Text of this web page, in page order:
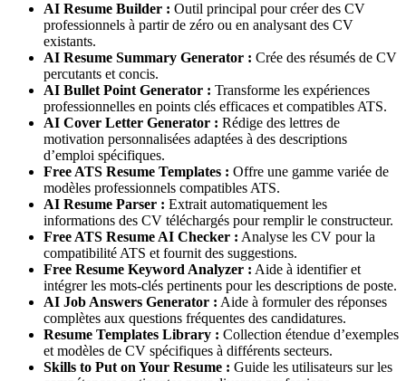
AI Resume Builder : Outil principal pour créer des CV
professionnels à partir de zéro ou en analysant des CV
existants.
AI Resume Summary Generator : Crée des résumés de CV
percutants et concis.
AI Bullet Point Generator : Transforme les expériences
professionnelles en points clés efficaces et compatibles ATS.
AI Cover Letter Generator : Rédige des lettres de
motivation personnalisées adaptées à des descriptions
d’emploi spécifiques.
Free ATS Resume Templates : Offre une gamme variée de
modèles professionnels compatibles ATS.
AI Resume Parser : Extrait automatiquement les
informations des CV téléchargés pour remplir le constructeur.
Free ATS Resume AI Checker : Analyse les CV pour la
compatibilité ATS et fournit des suggestions.
Free Resume Keyword Analyzer : Aide à identifier et
intégrer les mots-clés pertinents pour les descriptions de poste.
AI Job Answers Generator : Aide à formuler des réponses
complètes aux questions fréquentes des candidatures.
Resume Templates Library : Collection étendue d’exemples
et modèles de CV spécifiques à différents secteurs.
Skills to Put on Your Resume : Guide les utilisateurs sur les